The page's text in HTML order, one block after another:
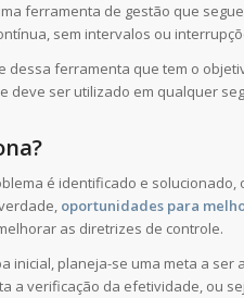
ferramenta de gestão que
sem intervalos ou
dessa ferramenta que tem o
deve ser utilizado em qualquer
é identificado e
oportunidades para
as diretrizes de controle.
inicial, planeja-se uma meta a
a verificação da efetividade, ou